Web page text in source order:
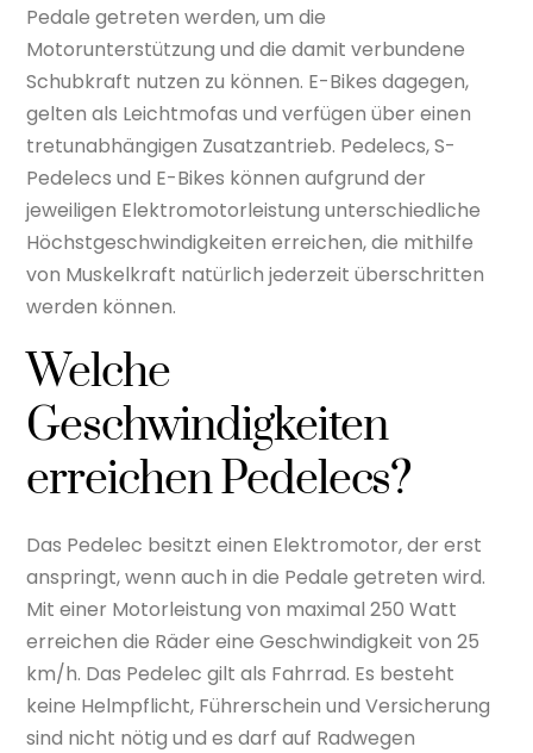
Pedale getreten werden, um die
Motorunterstützung und die damit verbundene
Schubkraft nutzen zu können. E-Bikes dagegen,
gelten als Leichtmofas und verfügen über einen
tretunabhängigen Zusatzantrieb. Pedelecs, S-
Pedelecs und E-Bikes können aufgrund der
jeweiligen Elektromotorleistung unterschiedliche
Höchstgeschwindigkeiten erreichen, die mithilfe
von Muskelkraft natürlich jederzeit überschritten
werden können.
Welche
Geschwindigkeiten
erreichen Pedelecs?
Das Pedelec besitzt einen Elektromotor, der erst
anspringt, wenn auch in die Pedale getreten wird.
Mit einer Motorleistung von maximal 250 Watt
erreichen die Räder eine Geschwindigkeit von 25
km/h. Das Pedelec gilt als Fahrrad. Es besteht
keine Helmpflicht, Führerschein und Versicherung
sind nicht nötig und es darf auf Radwegen